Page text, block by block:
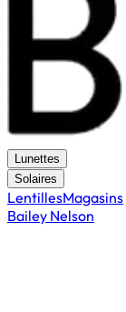
Lunettes
Solaires
LentillesMagasins
Bailey Nelson